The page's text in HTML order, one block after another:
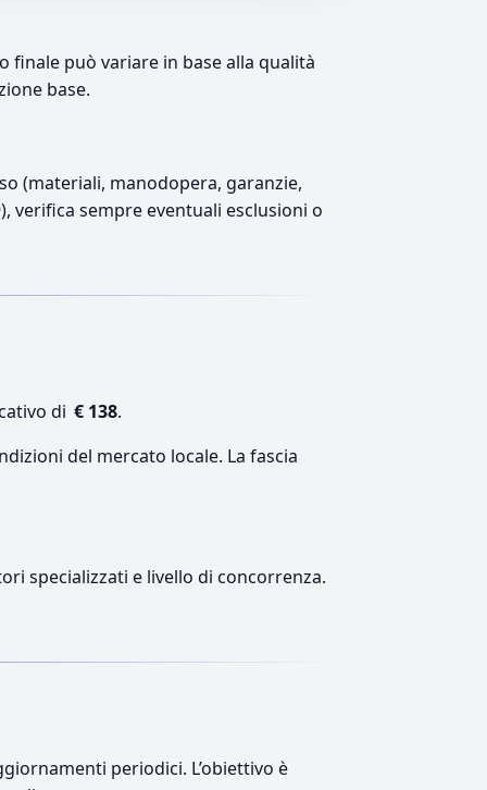
finale può variare in base alla qualità
base.
(materiali, manodopera, garanzie,
verifica sempre eventuali esclusioni o
di € 138.
del mercato locale. La fascia
specializzati e livello di concorrenza.
periodici. L’obiettivo è